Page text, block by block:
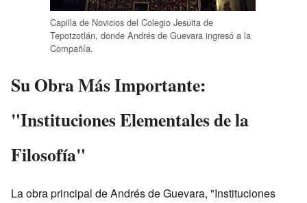
Capilla de Novicios del Colegio Jesuita de
Tepotzotlán, donde Andrés de Guevara ingresó a la
Compañía.
Su Obra Más Importante:
"Instituciones Elementales de la
Filosofía"
La obra principal de Andrés de Guevara, "Instituciones